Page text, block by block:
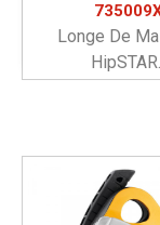
Longe De